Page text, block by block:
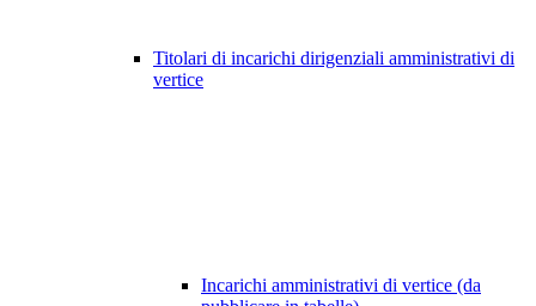
Titolari di incarichi dirigenziali amministrativi di
vertice
Incarichi amministrativi di vertice (da